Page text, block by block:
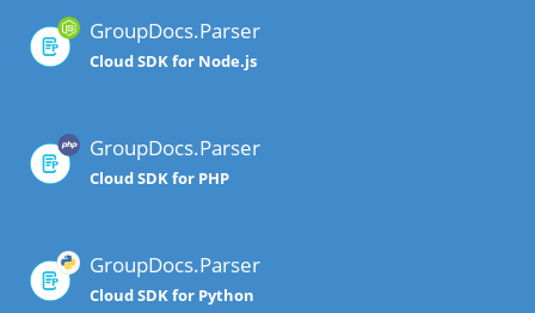
GroupDocs.Parser
Cloud SDK for Node.js
GroupDocs.Parser
Cloud SDK for PHP
GroupDocs.Parser
Cloud SDK for Python